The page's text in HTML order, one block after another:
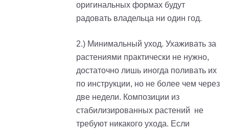
оригинальных формах будут
радовать владельца ни один год.
2.) Минимальный уход. Ухаживать за
растениями практически не нужно,
достаточно лишь иногда поливать их
по инструкции, но не более чем через
две недели. Композиции из
стабилизированных растений не
требуют никакого ухода. Если